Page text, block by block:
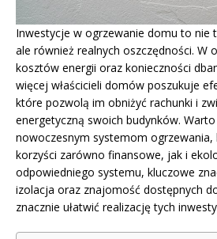
Inwestycje w ogrzewanie domu to nie
ale również realnych oszczędności. W
kosztów energii oraz konieczności
więcej właścicieli domów poszukuje
które pozwolą im obniżyć rachunki i
energetyczną swoich budynków.
nowoczesnym systemom
korzyści zarówno finansowe, jak i
odpowiedniego systemu, kluczowe
izolacja oraz znajomość dostępnych
znacznie ułatwić realizację tych